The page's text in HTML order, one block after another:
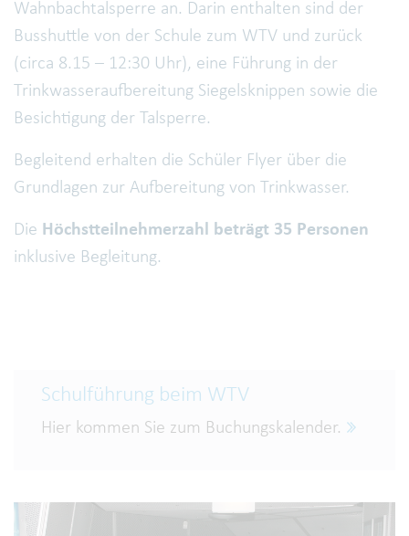
Wahnbachtalsperre an. Darin enthalten sind der
Busshuttle von der Schule zum WTV und zurück
(circa 8.15 – 12:30 Uhr), eine Führung in der
Trinkwasseraufbereitung Siegelsknippen sowie die
Besichtigung der Talsperre.
Begleitend erhalten die Schüler Flyer über die
Grundlagen zur Aufbereitung von Trinkwasser.
Die Höchstteilnehmerzahl beträgt 35 Personen
inklusive Begleitung.
Schulführung beim WTV
Hier kommen Sie zum Buchungskalender.